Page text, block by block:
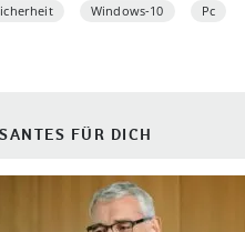
Windows-10 Pc
FÜR DICH